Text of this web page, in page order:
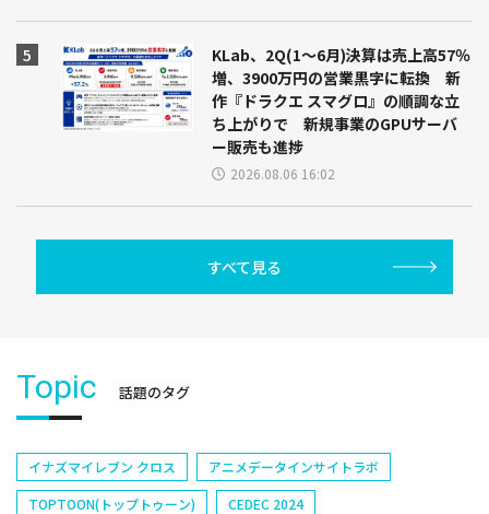
KLab、2Q(1～6月)決算は売上高57％
増、3900万円の営業黒字に転換 新
作『ドラクエ スマグロ』の順調な立
ち上がりで 新規事業のGPUサーバ
ー販売も進捗
2026.08.06 16:02
すべて見る
Topic 話題のタグ
イナズマイレブン クロス
アニメデータインサイトラボ
TOPTOON(トップトゥーン)
CEDEC 2024